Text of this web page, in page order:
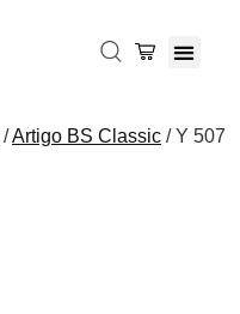
/Artigo BS Classic / Y 507